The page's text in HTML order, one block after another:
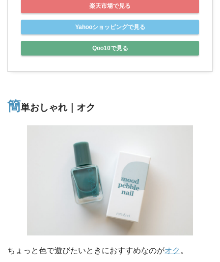
楽天市場で見る
Yahooショッピングで見る
Qoo10で見る
簡単おしゃれ｜オク
ちょっと色で遊びたいときにおすすめなのがオク 。